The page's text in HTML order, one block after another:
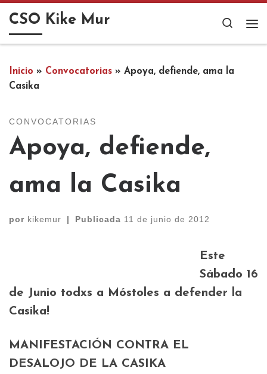
Saltar al contenido
CSO Kike Mur
Search
Inicio » Convocatorias » Apoya, defiende, ama la
Casika
CONVOCATORIAS
Apoya, defiende,
ama la Casika
por kikemur | Publicada 11 de junio de 2012
Este
Sábado 16
de Junio todxs a Móstoles a defender la
Casika!
MANIFESTACIÓN CONTRA EL
DESALOJO DE LA CASIKA